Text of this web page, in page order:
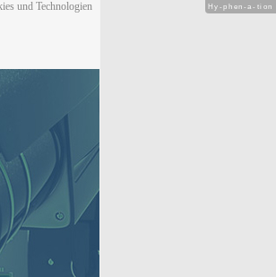
und Technologien
Hy-phen-a-tion